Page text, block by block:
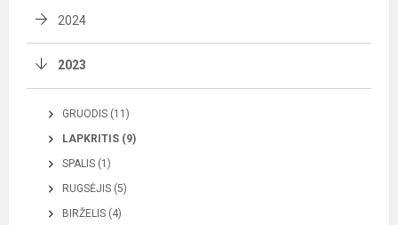
2024
2023
GRUODIS (11)
LAPKRITIS (9)
SPALIS (1)
RUGSĖJIS (5)
BIRŽELIS (4)